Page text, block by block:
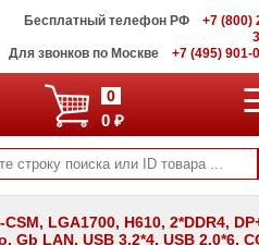
Бесплатный телефон РФ
+7 (800)
Для звонков по Москве
+7 (495) 901-
0
0 ₽
LGA1700, H610, 2*DDR4,
Gb LAN, USB 3.2*4, USB 2.0*6,